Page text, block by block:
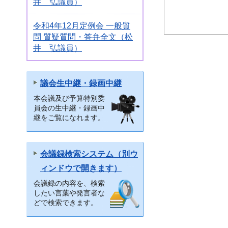
井 弘議員）
令和4年12月定例会 一般質
問 質疑質問・答弁全文（松
井 弘議員）
議会生中継・録画中継
本会議及び予算特別委
員会の生中継・録画中
継をご覧になれます。
会議録検索システム（別ウ
ィンドウで開きます）
会議録の内容を、検索
したい言葉や発言者な
どで検索できます。